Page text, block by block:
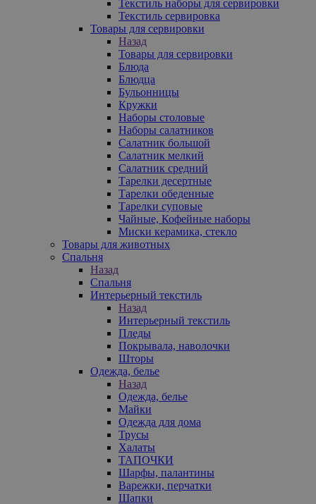
Текстиль наборы для сервировки
Текстиль сервировка
Товары для сервировки
Назад
Товары для сервировки
Блюда
Блюдца
Бульонницы
Кружки
Наборы столовые
Наборы салатников
Салатник большой
Салатник мелкий
Салатник средний
Тарелки десертные
Тарелки обеденные
Тарелки суповые
Чайные, Кофейные наборы
Миски керамика, стекло
Товары для животных
Спальня
Назад
Спальня
Интерьерный текстиль
Назад
Интерьерный текстиль
Пледы
Покрывала, наволочки
Шторы
Одежда, белье
Назад
Одежда, белье
Майки
Одежда для дома
Трусы
Халаты
ТАПОЧКИ
Шарфы, палантины
Варежки, перчатки
Шапки